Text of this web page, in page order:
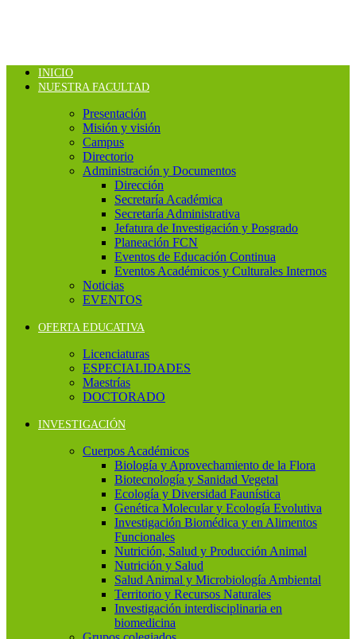
INICIO
NUESTRA FACULTAD
Presentación
Misión y visión
Campus
Directorio
Administración y Documentos
Dirección
Secretaría Académica
Secretaría Administrativa
Jefatura de Investigación y Posgrado
Planeación FCN
Eventos de Educación Continua
Eventos Académicos y Culturales Internos
Noticias
EVENTOS
OFERTA EDUCATIVA
Licenciaturas
ESPECIALIDADES
Maestrías
DOCTORADO
INVESTIGACIÓN
Cuerpos Académicos
Biología y Aprovechamiento de la Flora
Biotecnología y Sanidad Vegetal
Ecología y Diversidad Faunística
Genética Molecular y Ecología Evolutiva
Investigación Biomédica y en Alimentos
Funcionales
Nutrición, Salud y Producción Animal
Nutrición y Salud
Salud Animal y Microbiología Ambiental
Territorio y Recursos Naturales
Investigación interdisciplinaria en
biomedicina